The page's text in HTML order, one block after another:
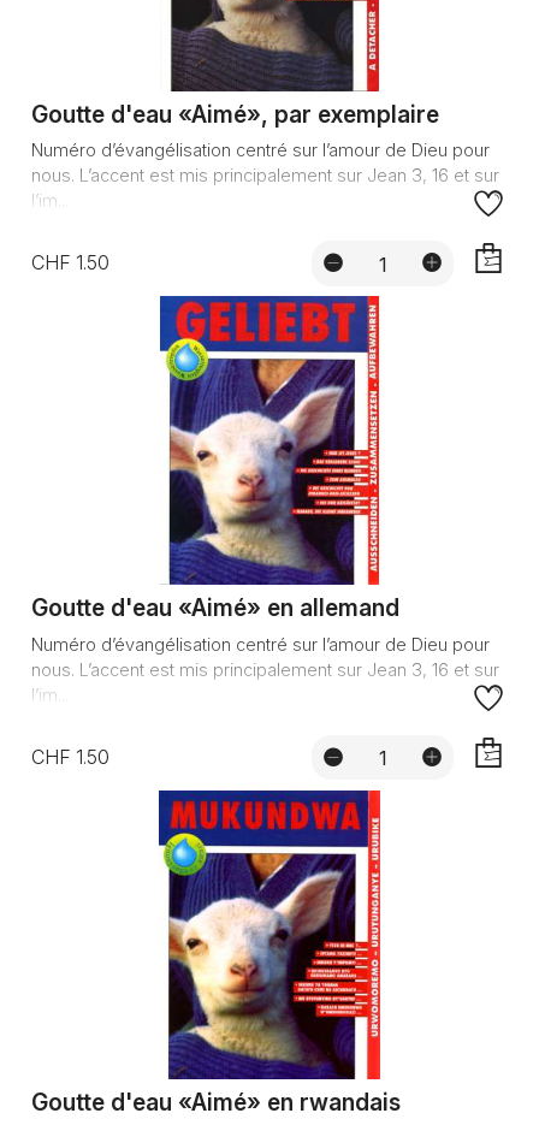
Goutte d'eau «Aimé», par exemplaire
Numéro d’évangélisation centré sur l’amour de Dieu pour
nous. L’accent est mis principalement sur Jean 3, 16 et sur
l’im...
CHF 1.50
Goutte d'eau «Aimé» en allemand
Numéro d’évangélisation centré sur l’amour de Dieu pour
nous. L’accent est mis principalement sur Jean 3, 16 et sur
l’im...
CHF 1.50
Goutte d'eau «Aimé» en rwandais